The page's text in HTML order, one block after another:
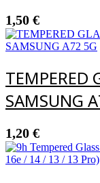
1,50 €
TEMPERED
SAMSUNG
1,20 €